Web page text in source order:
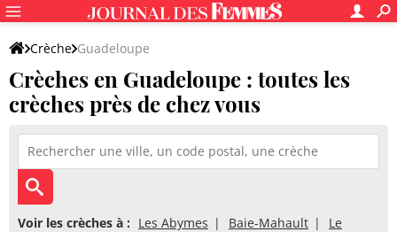
Crèche Guadeloupe
Crèches en Guadeloupe : toutes les
crèches près de chez vous
Voir les crèches à : Les Abymes Baie-Mahault
Le